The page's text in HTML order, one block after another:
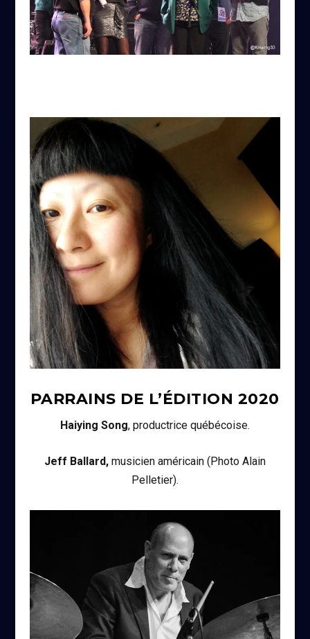
PARRAINS DE L’ÉDITION 2020
Haiying Song, productrice québécoise.
Jeff Ballard,musicien américain (Photo Alain
Pelletier).